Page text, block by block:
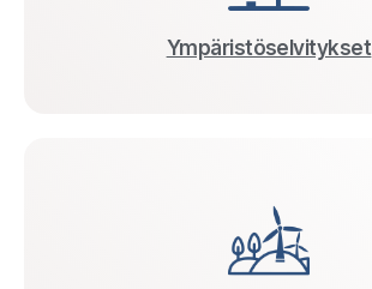
Ympäristöselvitykset